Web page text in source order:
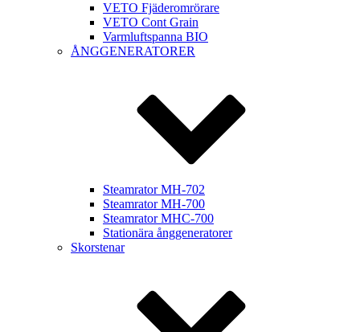
VETO Fjäderomrörare
VETO Cont Grain
Varmluftspanna BIO
ÅNGGENERATORER
Steamrator MH-702
Steamrator MH-700
Steamrator MHC-700
Stationära ånggeneratorer
Skorstenar